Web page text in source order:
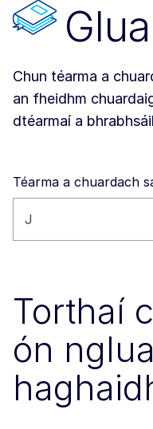
Chun téarma a
an fheidhm
dtéarmaí a bhrabhsáil
Téarma a chuardach
Cuardaigh an
Torthaí
ón